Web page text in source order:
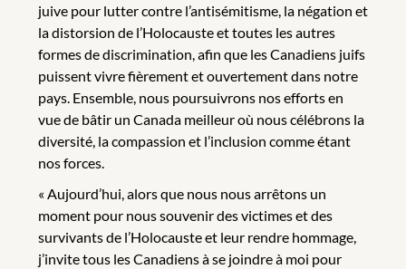
juive pour lutter contre l’antisémitisme, la négation et
la distorsion de l’Holocauste et toutes les autres
formes de discrimination, afin que les Canadiens juifs
puissent vivre fièrement et ouvertement dans notre
pays. Ensemble, nous poursuivrons nos efforts en
vue de bâtir un Canada meilleur où nous célébrons la
diversité, la compassion et l’inclusion comme étant
nos forces.
« Aujourd’hui, alors que nous nous arrêtons un
moment pour nous souvenir des victimes et des
survivants de l’Holocauste et leur rendre hommage,
j’invite tous les Canadiens à se joindre à moi pour